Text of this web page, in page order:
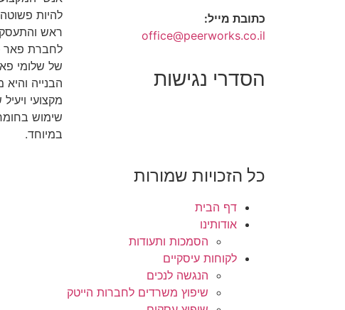
כתובת מייל:
office@peerworks.co.il
הסדרי נגישות
להיות
ראש
לחברת פאר
של שלומי
הבנייה
מקצועי
שימוש
במיוחד.
כל הזכויות שמורות
דף הבית
אודותינו
הסמכות ותעודות
לקוחות עיסקיים
הנגשה לנכים
שיפוץ משרדים לחברות הייטק